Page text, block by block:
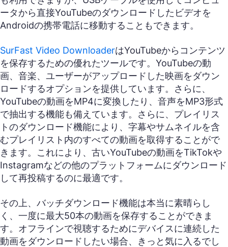
ータから直接YouTubeのダウンロードしたビデオを
Androidの携帯電話に移動することもできます。
SurFast Video DownloaderはYouTubeからコンテンツ
を保存するための優れたツールです。YouTubeの動
画、音楽、ユーザーがアップロードした映画をダウン
ロードするオプションを提供しています。さらに、
YouTubeの動画をMP4に変換したり、音声をMP3形式
で抽出する機能も備えています。さらに、プレイリス
トのダウンロード機能により、字幕やサムネイルを含
むプレイリスト内のすべての動画を取得することがで
きます。これにより、古いYouTubeの動画をTikTokや
Instagramなどの他のプラットフォームにダウンロード
して再投稿するのに最適です。
その上、バッチダウンロード機能は本当に素晴らし
く、一度に最大50本の動画を保存することができま
す。オフラインで視聴するためにデバイスに連続した
動画をダウンロードしたい場合、きっと気に入るでし